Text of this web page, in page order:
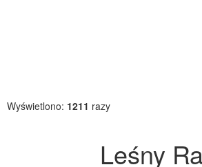
Wyświetlono: 1211 razy
Leśny